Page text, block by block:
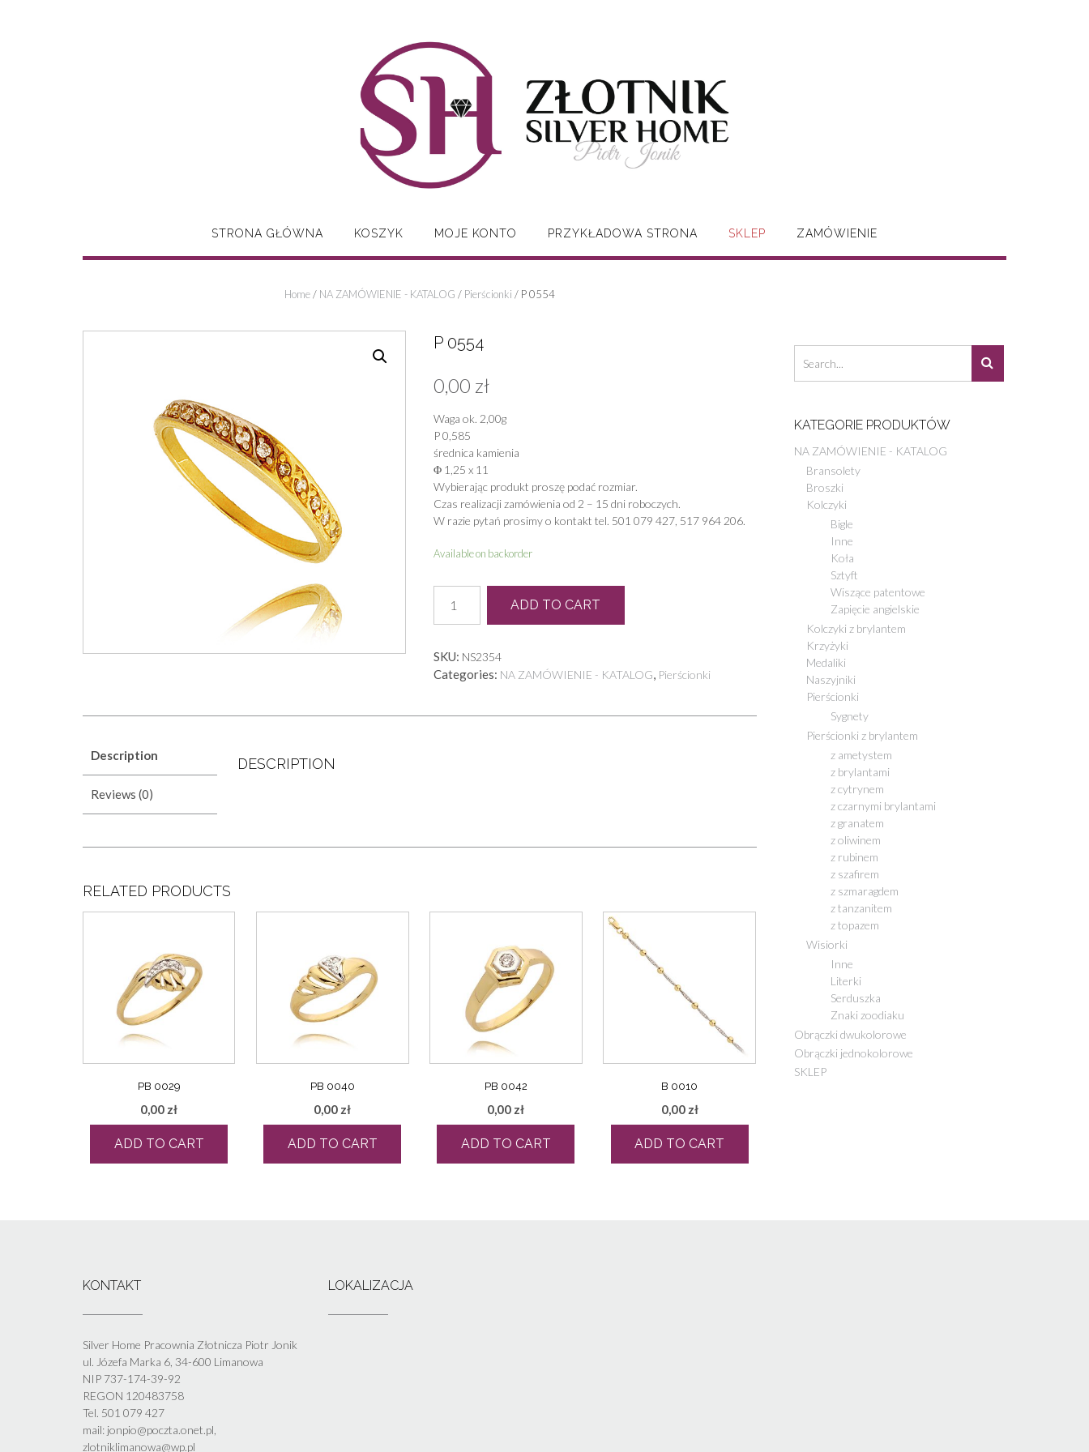
STRONA GŁÓWNA KOSZYK MOJE KONTO PRZYKŁADOWA STRONA SKLEP ZAMÓWIENIE
Home/ NA ZAMÓWIENIE - KATALOG / Pierścionki / P 0554
P 0554
0,00 zł
Waga ok. 2,00g
P 0,585
średnica kamienia
Φ 1,25 x 11
Wybierając produkt proszę podać rozmiar.
Czas realizacji zamówienia od 2 – 15 dni roboczych.
W razie pytań prosimy o kontakt tel. 501 079 427, 517 964 206.
Available on backorder
0554
quantity
ADD TO CART
SKU: NS2354
Categories: NA ZAMÓWIENIE - KATALOG Pierścionki
Description
Reviews (0)
DESCRIPTION
RELATED PRODUCTS
PB 0029
0,00 zł
ADD TO CART
PB 0040
0,00 zł
ADD TO CART
PB 0042
0,00 zł
ADD TO CART
B 0010
0,00 zł
ADD TO CART
KATEGORIE PRODUKTÓW
NA ZAMÓWIENIE - KATALOG
Bransolety
Broszki
Kolczyki
Bigle
Inne
Koła
Sztyft
Wiszące patentowe
Zapięcie angielskie
Kolczyki z brylantem
Krzyżyki
Medaliki
Naszyjniki
Pierścionki
Sygnety
Pierścionki z brylantem
z ametystem
z brylantami
z cytrynem
z czarnymi brylantami
z granatem
z oliwinem
z rubinem
z szafirem
z szmaragdem
z tanzanitem
z topazem
Wisiorki
Inne
Literki
Serduszka
Znaki zoodiaku
Obrączki dwukolorowe
Obrączki jednokolorowe
SKLEP
KONTAKT
Silver Home Pracownia Złotnicza Piotr Jonik
ul. Józefa Marka 6, 34-600 Limanowa
NIP 737-174-39-92
REGON 120483758
Tel. 501 079 427
mail: jonpio@poczta.onet.pl,
zlotniklimanowa@wp.pl
LOKALIZACJA